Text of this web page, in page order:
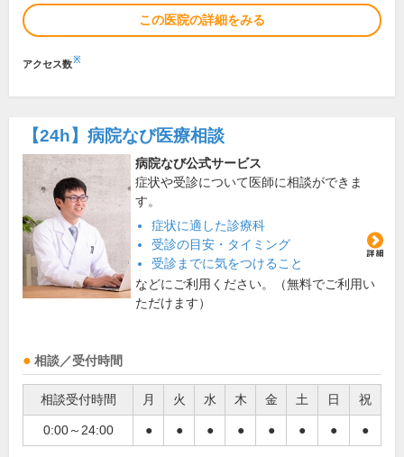
この医院の詳細をみる
アクセス数※
【24h】 病院なび医療相談
病院なび公式サービス
症状や受診について医師に相談ができま
す。
症状に適した診療科
受診の目安・タイミング
受診までに気をつけること
などにご利用ください。（無料でご利用い
ただけます）
相談／受付時間
相談受付時間 月 火 水 木 金 土 日 祝
0:00～24:00 ● ● ● ● ● ● ● ●